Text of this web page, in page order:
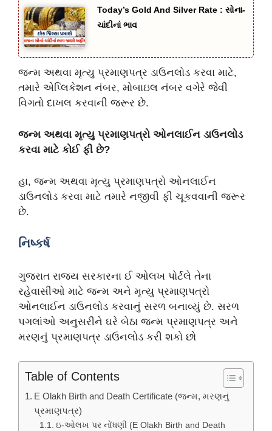
Today’s Gold And Silver Rate : સોના-
ચાંદીનાં ભાવ
જન્મ અથવા મૃત્યુ પ્રમાણપત્ર ડાઉનલોડ કરવા માટે,
તમારે એપ્લિકેશન નંબર, મોબાઇલ નંબર વગેરે જેવી
વિગતો દાખલ કરવાની જરૂર છે.
જન્મ અથવા મૃત્યુ પ્રમાણપત્રો ઓનલાઈન ડાઉનલોડ
કરવા માટે કોઈ ફી છે?
હા, જન્મ અથવા મૃત્યુ પ્રમાણપત્રો ઓનલાઈન
ડાઉનલોડ કરવા માટે તમારે નજીવી ફી ચૂકવવાની જરૂર
છે.
નિષ્કર્ષ
ગુજરાત રાજ્ય સરકારના ઈ ઓલખ પોર્ટલે તેના
રહેવાસીઓ માટે જન્મ અને મૃત્યુ પ્રમાણપત્રો
ઓનલાઈન ડાઉનલોડ કરવાનું સરળ બનાવ્યું છે. સરળ
પગલાંઓ અનુસરીને ઘરે બેઠા જન્મ પ્રમાણપત્ર અને
મરણનું પ્રમાણપત્ર ડાઉનલોડ કરી શકો છો
Table of Contents
E Olakh Birth and Death Certificate (જન્મ, મરણનું
પ્રમાણપત્ર)
ઇ-ઓલખ પર નોંધણી (E Olakh Birth and Death